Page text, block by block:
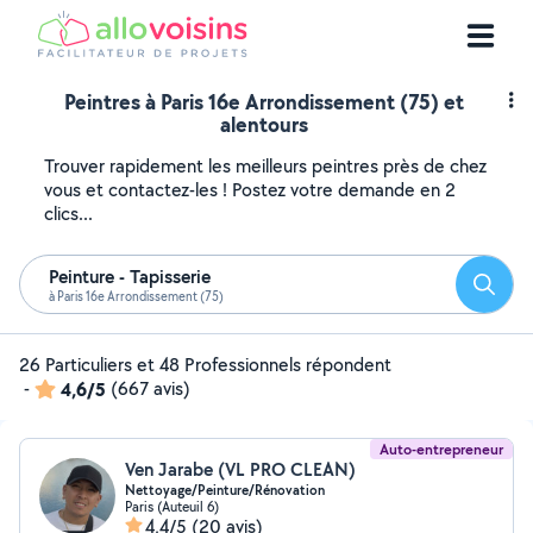
Peintres à Paris 16e Arrondissement (75) et
alentours
Trouver rapidement les meilleurs peintres près de chez
vous et contactez-les ! Postez votre demande en 2
clics...
Peinture - Tapisserie
à Paris 16e Arrondissement (75)
26 Particuliers et 48 Professionnels répondent
-
4,6/5 (667 avis)
Auto-entrepreneur
Ven Jarabe (VL PRO CLEAN)
Nettoyage/Peinture/Rénovation
Paris (Auteuil 6)
4,4/5 (20 avis)